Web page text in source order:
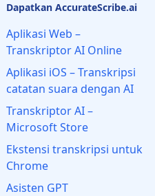
Dapatkan AccurateScribe.ai
Aplikasi Web –
Transkriptor AI Online
Aplikasi iOS – Transkripsi
catatan suara dengan AI
Transkriptor AI –
Microsoft Store
Ekstensi transkripsi untuk
Chrome
Asisten GPT